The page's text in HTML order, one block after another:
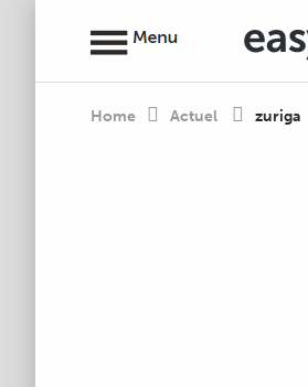
Home Actuel zuriga